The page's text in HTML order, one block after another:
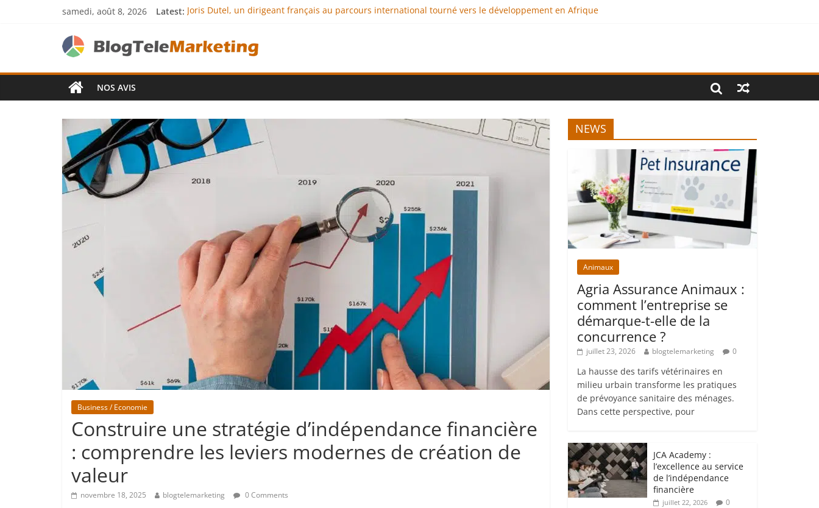
samedi, août 8, 2026 Latest: Joris Dutel, un dirigeant français au parcours international tourné vers le développement en Afrique
JCA Academy : l’excellence au service de l’indépendance financière
Denis Bouclon : la diplomatie éducative comme moteur de coopération internationale
NOS AVIS
Business / Economie
Construire une stratégie d’indépendance financière
: comprendre les leviers modernes de création de
valeur
novembre 18, 2025 blogtelemarketing 0 Comments
NEWS
Animaux
Agria Assurance Animaux :
comment l’entreprise se
démarque-t-elle de la
concurrence ?
juillet 23, 2026 blogtelemarketing 0
La hausse des tarifs vétérinaires en
milieu urbain transforme les pratiques
de prévoyance sanitaire des ménages.
Dans cette perspective, pour
JCA Academy :
l’excellence au service
de l’indépendance
financière
juillet 22, 2026 0